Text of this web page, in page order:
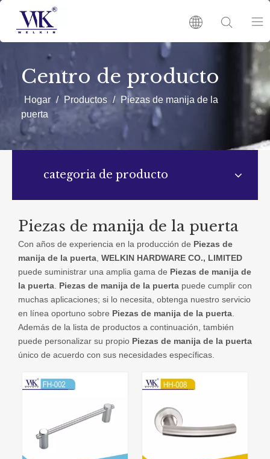
Productos
Centro de producto
Hogar / Productos / Piezas de manija de la
puerta
categoria de producto
Piezas de manija de la puerta
Con años de experiencia en la producción de Piezas de
manija de la puerta WELKIN HARDWARE CO., LIMITED
puede suministrar una amplia gama de Piezas de manija de
la puerta Piezas de manija de la puerta puede cumplir con
muchas aplicaciones; si lo necesita, obtenga nuestro servicio
en línea oportuno sobre Piezas de manija de la puerta
Además de la lista de productos a continuación, también
puede personalizar su propio Piezas de manija de la puerta
único de acuerdo con sus necesidades específicas.